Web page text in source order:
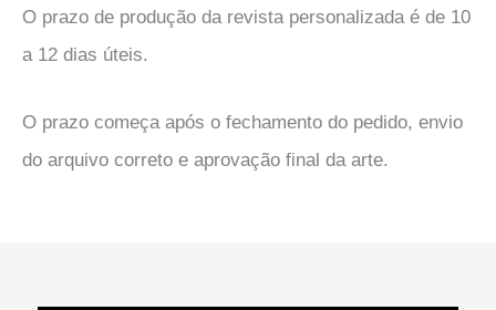
O prazo de produção da revista personalizada é de 10
a 12 dias úteis.
O prazo começa após o fechamento do pedido, envio
do arquivo correto e aprovação final da arte.